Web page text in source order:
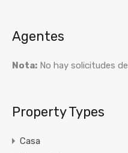
Agentes
Nota: No hay solicitudes
Property Types
Casa